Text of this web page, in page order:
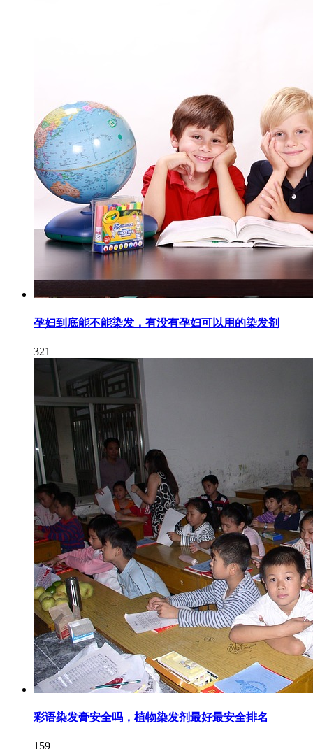
孕妇到底能不能染发，有没有孕妇可以用的染发剂
321
彩语染发膏安全吗，植物染发剂最好最安全排名
159